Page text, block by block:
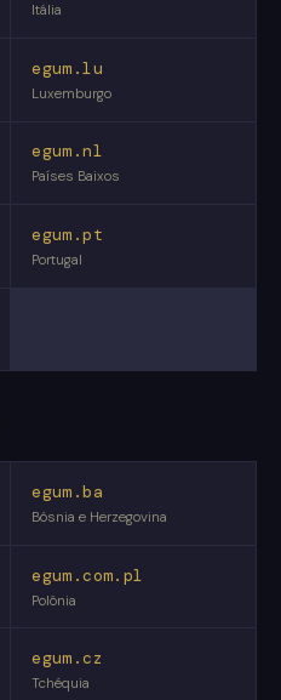
Itália
egum.lu
Luxemburgo
egum.nl
Países Baixos
egum.pt
Portugal
egum.ba
Bósnia e Herzegovina
egum.com.pl
Polônia
egum.cz
Tchéquia